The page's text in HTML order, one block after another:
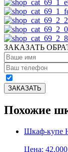
ЗАКАЗАТЬ
Похожие
Шкаф-купе
Цена: 42,000